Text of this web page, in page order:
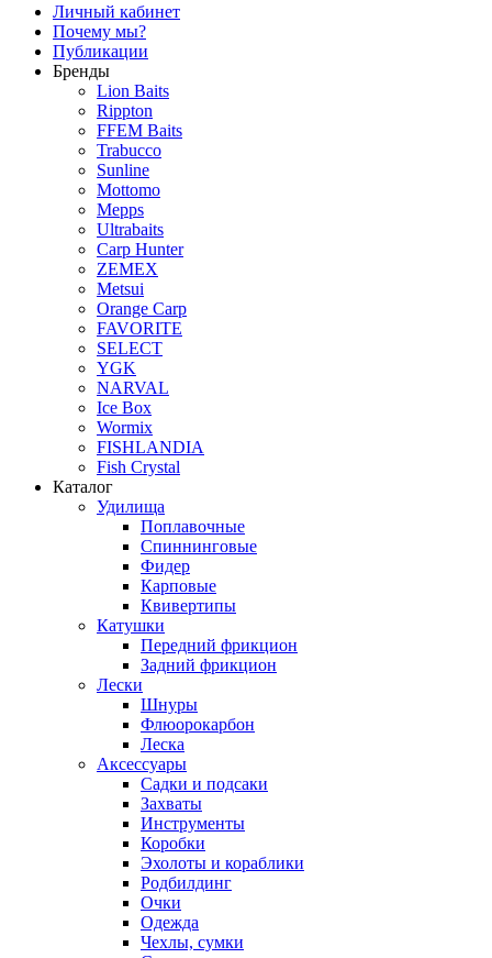
Личный кабинет
Почему мы?
Публикации
Бренды
Lion Baits
Rippton
FFEM Baits
Trabucco
Sunline
Mottomo
Mepps
Ultrabaits
Carp Hunter
ZEMEX
Metsui
Orange Carp
FAVORITE
SELECT
YGK
NARVAL
Ice Box
Wormix
FISHLANDIA
Fish Crystal
Каталог
Удилища
Поплавочные
Спиннинговые
Фидер
Карповые
Квивертипы
Катушки
Передний фрикцион
Задний фрикцион
Лески
Шнуры
Флюорокарбон
Леска
Аксессуары
Садки и подсаки
Захваты
Инструменты
Коробки
Эхолоты и кораблики
Родбилдинг
Очки
Одежда
Чехлы, сумки